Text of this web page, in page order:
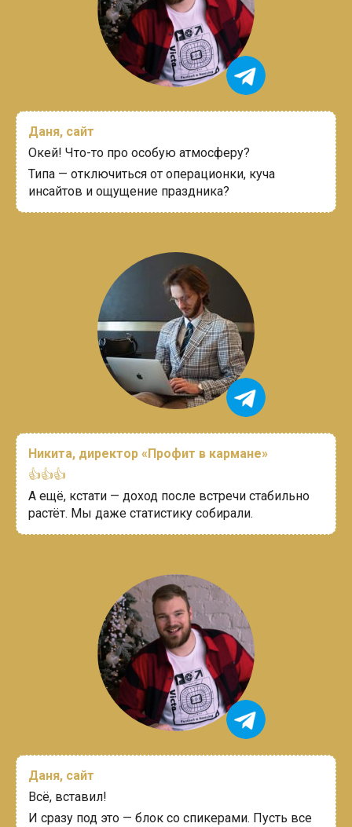
Даня, сайт
Окей! Что-то про особую атмосферу?
Типа — отключиться от операционки, куча
инсайтов и ощущение праздника?
Никита, директор «Профит в кармане»
👍👍👍
А ещё, кстати — доход после встречи стабильно
растёт. Мы даже статистику собирали.
Даня, сайт
Всё, вставил!
И сразу под это — блок со спикерами. Пусть все